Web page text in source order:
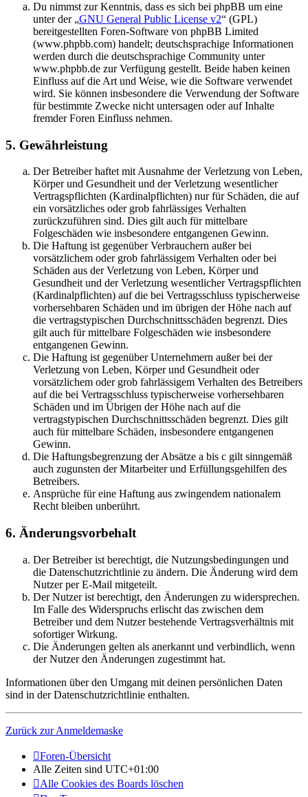
Du nimmst zur Kenntnis, dass es sich bei phpBB um eine
unter der „GNU General Public License v2“ (GPL)
bereitgestellten Foren-Software von phpBB Limited
(www.phpbb.com) handelt; deutschsprachige Informationen
werden durch die deutschsprachige Community unter
www.phpbb.de zur Verfügung gestellt. Beide haben keinen
Einfluss auf die Art und Weise, wie die Software verwendet
wird. Sie können insbesondere die Verwendung der Software
für bestimmte Zwecke nicht untersagen oder auf Inhalte
fremder Foren Einfluss nehmen.
5. Gewährleistung
Der Betreiber haftet mit Ausnahme der Verletzung von Leben,
Körper und Gesundheit und der Verletzung wesentlicher
Vertragspflichten (Kardinalpflichten) nur für Schäden, die auf
ein vorsätzliches oder grob fahrlässiges Verhalten
zurückzuführen sind. Dies gilt auch für mittelbare
Folgeschäden wie insbesondere entgangenen Gewinn.
Die Haftung ist gegenüber Verbrauchern außer bei
vorsätzlichem oder grob fahrlässigem Verhalten oder bei
Schäden aus der Verletzung von Leben, Körper und
Gesundheit und der Verletzung wesentlicher Vertragspflichten
(Kardinalpflichten) auf die bei Vertragsschluss typischerweise
vorhersehbaren Schäden und im übrigen der Höhe nach auf
die vertragstypischen Durchschnittsschäden begrenzt. Dies
gilt auch für mittelbare Folgeschäden wie insbesondere
entgangenen Gewinn.
Die Haftung ist gegenüber Unternehmern außer bei der
Verletzung von Leben, Körper und Gesundheit oder
vorsätzlichem oder grob fahrlässigem Verhalten des Betreibers
auf die bei Vertragsschluss typischerweise vorhersehbaren
Schäden und im Übrigen der Höhe nach auf die
vertragstypischen Durchschnittsschäden begrenzt. Dies gilt
auch für mittelbare Schäden, insbesondere entgangenen
Gewinn.
Die Haftungsbegrenzung der Absätze a bis c gilt sinngemäß
auch zugunsten der Mitarbeiter und Erfüllungsgehilfen des
Betreibers.
Ansprüche für eine Haftung aus zwingendem nationalem
Recht bleiben unberührt.
6. Änderungsvorbehalt
Der Betreiber ist berechtigt, die Nutzungsbedingungen und
die Datenschutzrichtlinie zu ändern. Die Änderung wird dem
Nutzer per E-Mail mitgeteilt.
Der Nutzer ist berechtigt, den Änderungen zu widersprechen.
Im Falle des Widerspruchs erlischt das zwischen dem
Betreiber und dem Nutzer bestehende Vertragsverhältnis mit
sofortiger Wirkung.
Die Änderungen gelten als anerkannt und verbindlich, wenn
der Nutzer den Änderungen zugestimmt hat.
Informationen über den Umgang mit deinen persönlichen Daten
sind in der Datenschutzrichtlinie enthalten.
Zurück zur Anmeldemaske
Foren-Übersicht
Alle Zeiten sind UTC+01:00
Alle Cookies des Boards löschen